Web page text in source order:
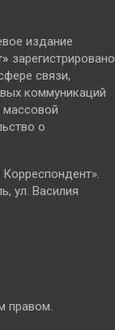
издание
зарегистрировано
связи,
коммуникаций
массовой
о
ул. Василия
правом.